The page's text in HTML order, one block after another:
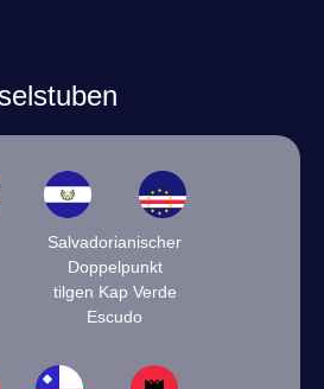
Salvadorianischer
Doppelpunkt
tilgen Kap Verde
Escudo